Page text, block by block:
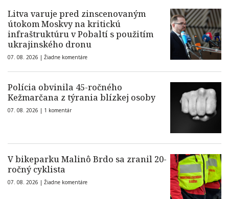
Litva varuje pred zinscenovaným
útokom Moskvy na kritickú
infraštruktúru v Pobaltí s použitím
ukrajinského dronu
07. 08. 2026 | Žiadne komentáre
Polícia obvinila 45-ročného
Kežmarčana z týrania blízkej osoby
07. 08. 2026 | 1 komentár
V bikeparku Malinô Brdo sa zranil 20-
ročný cyklista
07. 08. 2026 | Žiadne komentáre